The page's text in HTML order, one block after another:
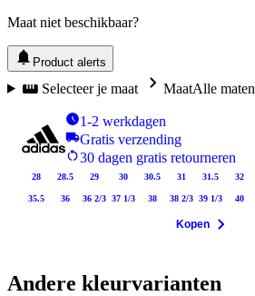
Maat niet beschikbaar?
Product alerts
Selecteer je maat MaatAlle maten
1-2 werkdagen
Gratis verzending
30 dagen gratis retourneren
28 28.5 29 30 30.5 31 31.5 32
35.5 36 36 2/3 37 1/3 38 38 2/3 39 1/3 40
Kopen
Andere kleurvarianten